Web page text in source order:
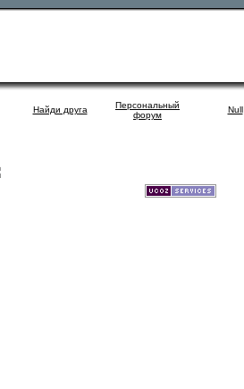
Найди друга
Персональный
форум
Null